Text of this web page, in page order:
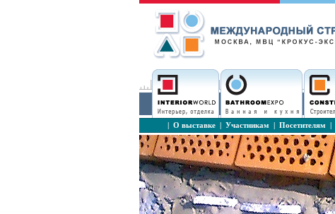
О выставке Участникам Посетителям